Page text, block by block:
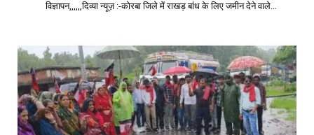
विज्ञापन,,,,,,दिव्या न्यूज़ :-कोरबा जिले में राखड़ बांध के लिए जमीन देने वाले…